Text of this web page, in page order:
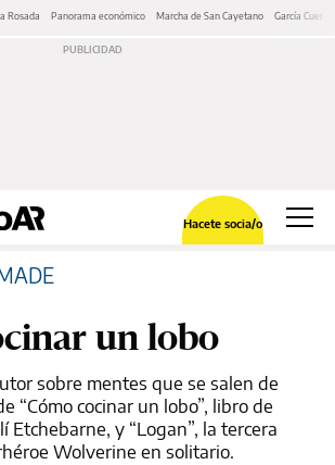
Rosada Panorama económico Marcha de San Cayetano García Cuerva
Hacete socia/o
un lobo
sobre mentes que se salen de
“Cómo cocinar un lobo”, libro de
Etchebarne, y “Logan”, la tercera
Wolverine en solitario.